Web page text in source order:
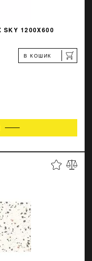
SKY 1200X600
В КОШИК